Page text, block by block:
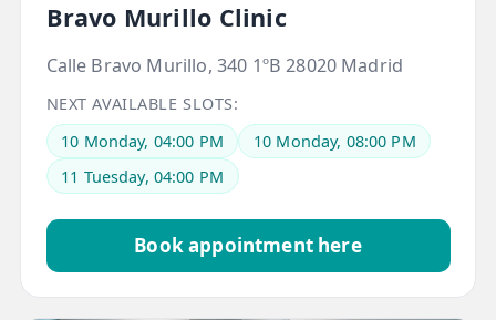
✨ Fisioestética
✨ Radiofrecuencia INDIBA
✨ Drenaje Linfático Manual
✨ Presoterapia
✨ Cicatrices y Estrías
LESIONES
FRECUENTES
Rotura Fibrilar
Bravo Murillo Clinic
Calle Bravo Murillo, 340 1ºB 28020 Madrid
NEXT AVAILABLE SLOTS:
10 Monday, 04:00 PM
10 Monday, 08:00 PM
11 Tuesday, 04:00 PM
Book appointment here